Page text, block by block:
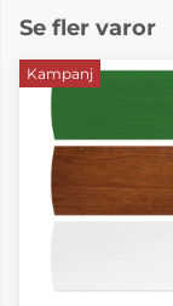
Se fler varor
Kampanj